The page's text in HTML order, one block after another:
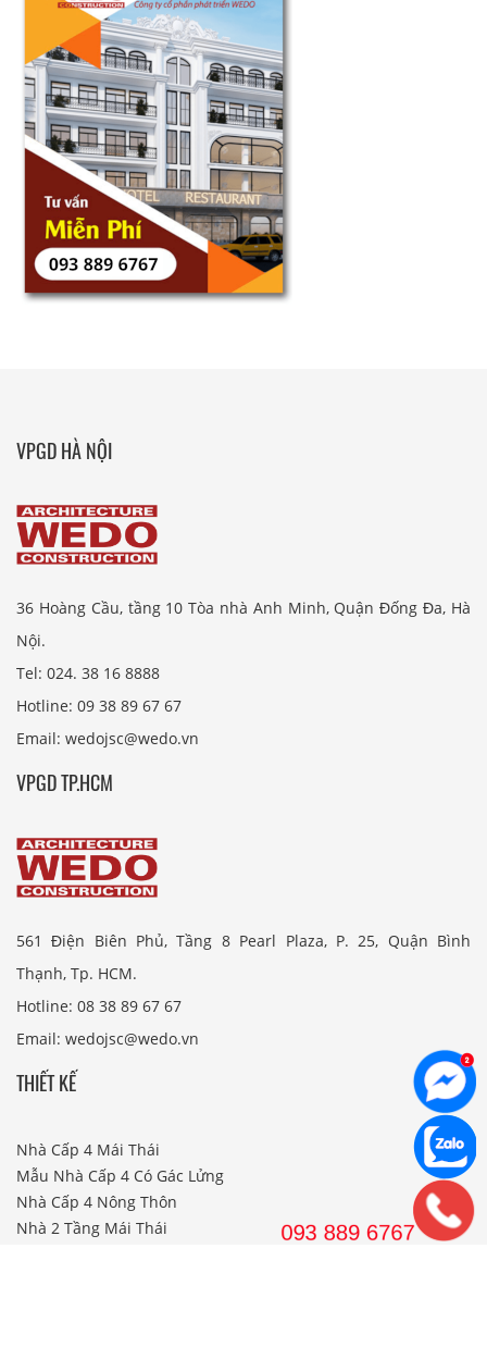
VPGD HÀ NỘI
36 Hoàng Cầu, tầng 10 Tòa nhà Anh Minh, Quận Đống Đa, Hà
Nội.
Tel: 024. 38 16 8888
Hotline: 09 38 89 67 67
Email: wedojsc@wedo.vn
VPGD TP.HCM
561 Điện Biên Phủ, Tầng 8 Pearl Plaza, P. 25, Quận Bình
Thạnh, Tp. HCM.
Hotline: 08 38 89 67 67
Email: wedojsc@wedo.vn
THIẾT KẾ
Nhà Cấp 4 Mái Thái
Mẫu Nhà Cấp 4 Có Gác Lửng
Nhà Cấp 4 Nông Thôn
Nhà 2 Tầng Mái Thái